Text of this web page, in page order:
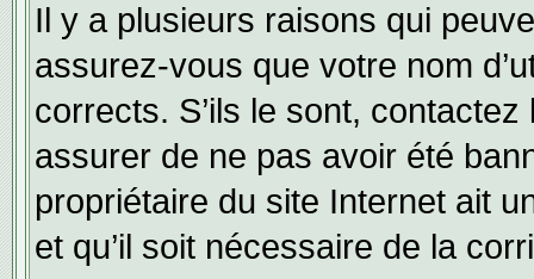
Il y a plusieurs raisons qui
assurez-vous que votre nom
corrects. S’ils le sont,
assurer de ne pas avoir été
propriétaire du site Internet ait
et qu’il soit nécessaire de la